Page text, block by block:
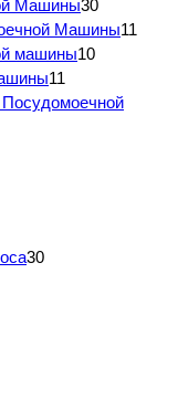
Машины30
Машины11
машины10
11
30